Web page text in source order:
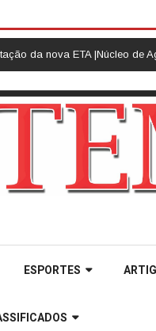
ETA | Núcleo de
ESPORTES